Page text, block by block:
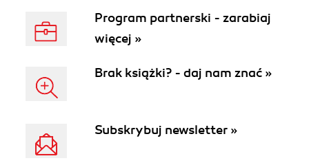
Program partnerski - zarabiaj
więcej »
Brak książki? - daj nam znać »
Subskrybuj newsletter »